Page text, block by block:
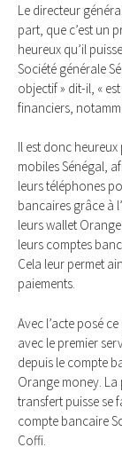
Le directeur
part, que c’est un
heureux qu’il
Société générale
objectif » dit-il, «
financiers,
Il est donc
mobiles Sénégal,
leurs téléphones
bancaires grâce à
leurs wallet
leurs comptes
Cela leur permet
paiements.
Avec l’acte posé
avec le premier
depuis le compte
Orange money.
transfert puisse se
compte bancaire
Coffi.